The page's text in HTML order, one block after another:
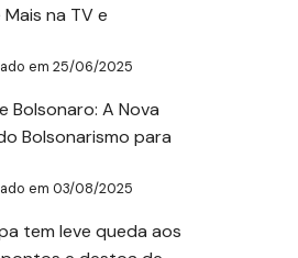
Mais na TV e
em 25/06/2025
Bolsonaro: A Nova
Bolsonarismo para
em 03/08/2025
tem leve queda aos